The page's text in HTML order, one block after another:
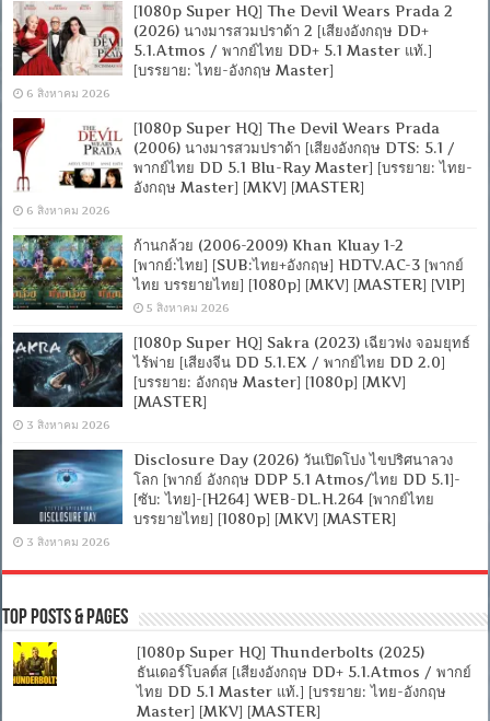
[1080p Super HQ] The Devil Wears Prada 2
(2026) นางมารสวมปราด้า 2 [เสียงอังกฤษ DD+
5.1.Atmos / พากย์ไทย DD+ 5.1 Master แท้.]
[บรรยาย: ไทย-อังกฤษ Master]
6 สิงหาคม 2026
[1080p Super HQ] The Devil Wears Prada
(2006) นางมารสวมปราด้า [เสียงอังกฤษ DTS: 5.1 /
พากย์ไทย DD 5.1 Blu-Ray Master] [บรรยาย: ไทย-
อังกฤษ Master] [MKV] [MASTER]
6 สิงหาคม 2026
ก้านกล้วย (2006-2009) Khan Kluay 1-2
[พากย์:ไทย] [SUB:ไทย+อังกฤษ] HDTV.AC-3 [พากย์
ไทย บรรยายไทย] [1080p] [MKV] [MASTER] [VIP]
5 สิงหาคม 2026
[1080p Super HQ] Sakra (2023) เฉียวฟง จอมยุทธ์
ไร้พ่าย [เสียงจีน DD 5.1.EX / พากย์ไทย DD 2.0]
[บรรยาย: อังกฤษ Master] [1080p] [MKV]
[MASTER]
3 สิงหาคม 2026
Disclosure Day (2026) วันเปิดโปง ไขปริศนาลวง
โลก [พากย์ อังกฤษ DDP 5.1 Atmos/ไทย DD 5.1]-
[ซับ: ไทย]-[H264] WEB-DL.H.264 [พากย์ไทย
บรรยายไทย] [1080p] [MKV] [MASTER]
3 สิงหาคม 2026
Top Posts & Pages
[1080p Super HQ] Thunderbolts (2025)
ธันเดอร์โบลต์ส [เสียงอังกฤษ DD+ 5.1.Atmos / พากย์
ไทย DD 5.1 Master แท้.] [บรรยาย: ไทย-อังกฤษ
Master] [MKV] [MASTER]